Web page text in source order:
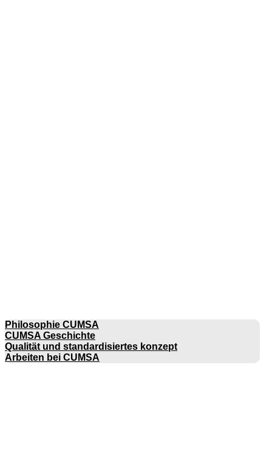
Philosophie CUMSA
CUMSA Geschichte
Qualität und standardisiertes konzept
Arbeiten bei CUMSA